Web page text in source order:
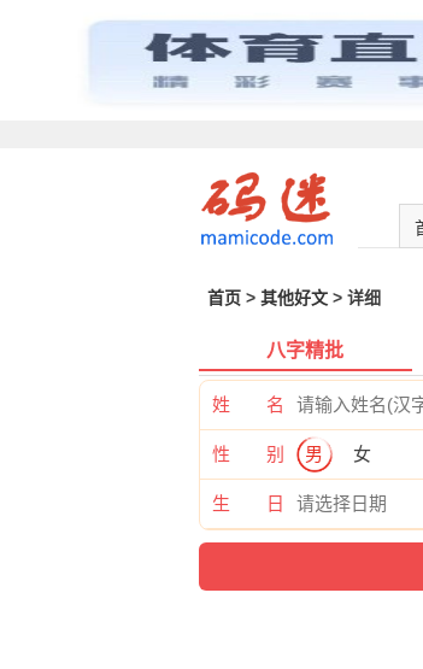
首页 > 其他好文 > 详细
八字精批
姓 名
性 别 男 女
生 日